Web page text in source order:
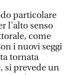
particolare
l’alto senso
come
i nuovi seggi
tornata
si prevede un